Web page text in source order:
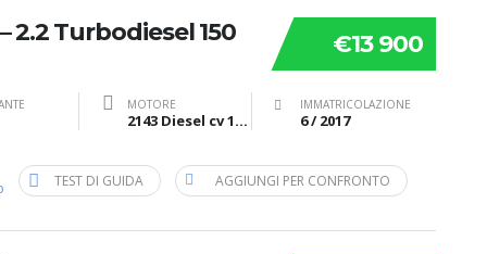
€13 900
2.2 Turbodiesel 150
MOTORE
2143 Diesel cv 150 kW 110
IMMATRICOLAZIONE
6 / 2017
TEST DI GUIDA AGGIUNGI PER CONFRONTO